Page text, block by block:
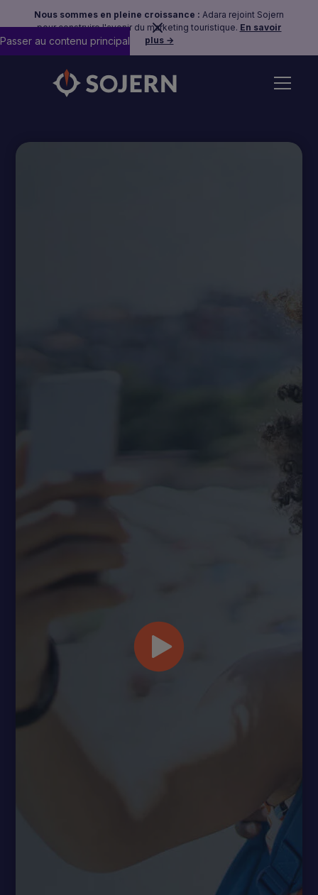
Nous sommes en pleine croissance : Adara rejoint Sojern
pour construire l'avenir du marketing touristique. En savoir
plus →
Passer au contenu principal